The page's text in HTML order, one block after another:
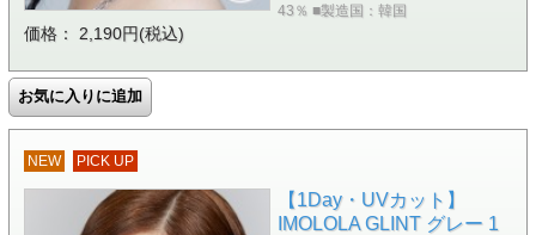
43％ ■製造国：韓国
価格： 2,190円(税込)
NEW PICK UP
【1Day・UVカット】
IMOLOLA GLINT グレー 1